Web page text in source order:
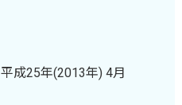
平成25年(2013年) 4月